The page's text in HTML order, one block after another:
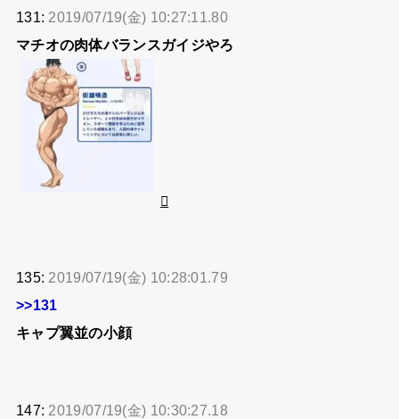
131: 2019/07/19(金) 10:27:11.80
マチオの肉体バランスガイジやろ
135: 2019/07/19(金) 10:28:01.79
>>131
キャプ翼並の小顔
147: 2019/07/19(金) 10:30:27.18